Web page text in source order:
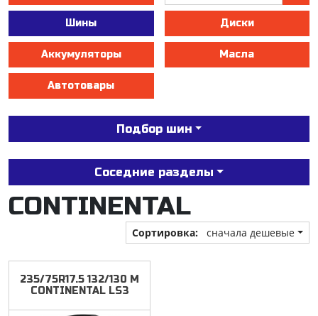
Шины Диски
Аккумуляторы Масла
Автотовары
Подбор шин
Соседние разделы
CONTINENTAL
Сортировка: сначала дешевые
235/75R17.5 132/130 M
CONTINENTAL LS3